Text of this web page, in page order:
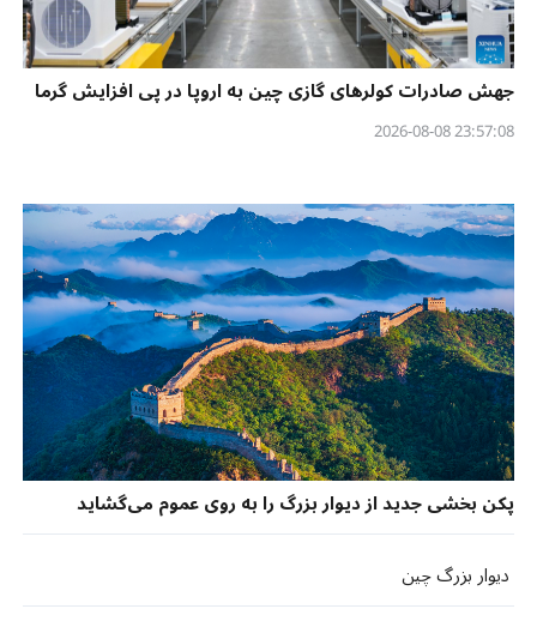
جهش صادرات کولرهای گازی چین به اروپا در پی افزایش گرما
23:57:08 2026-08-08
پکن بخشی جدید از دیوار بزرگ را به روی عموم می‌گشاید
دیوار بزرگ چین